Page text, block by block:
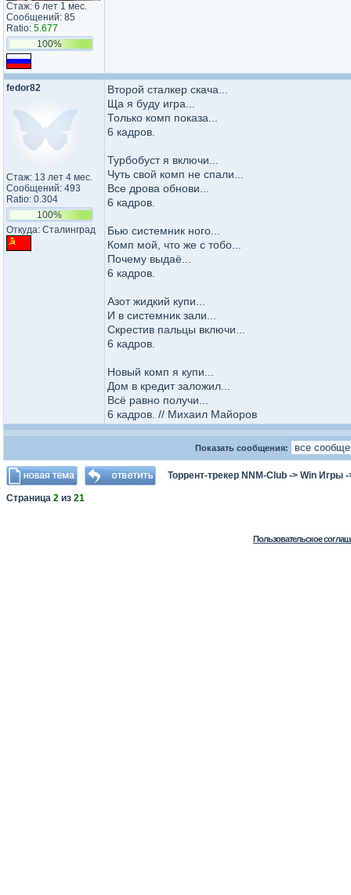
Стаж: 6 лет 1 мес.
Сообщений: 85
Ratio: 5.677
100%
fedor82
Стаж: 13 лет 4 мес.
Сообщений: 493
Ratio: 0.304
100%
Откуда: Сталинград
Второй сталкер скача...
Ща я буду игра...
Только комп показа...
6 кадров.
Турбобуст я включи...
Чуть свой комп не спали...
Все дрова обнови...
6 кадров.
Бью системник ного...
Комп мой, что же с тобо...
Почему выдаё...
6 кадров.
Азот жидкий купи...
И в системник зали...
Скрестив пальцы включи...
6 кадров.
Новый комп я купи...
Дом в кредит заложил...
Всё равно получи...
6 кадров. // Михаил Майоров
Показать сообщения:
Торрент-трекер NNM-Club -> Win Игры
Страница 2 из 21
Пользовательское